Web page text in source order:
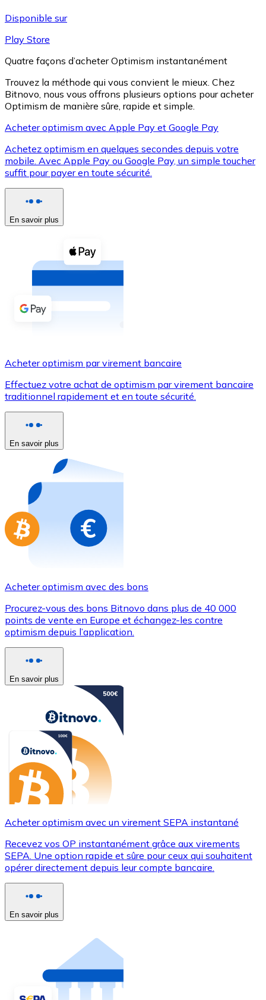
XRP
XRP
Voir toutes
Coupons crypto
Achetez des cryptomonnaies en espèces et d'autres
Acheter avec espèces
Virement SEPA
Utilisez les cartes Visa et Mastercard pour acheter
Acheter avec carte
Nouveau
Achetez des cartes-cadeaux de vos marques
Aller à la boutique de cartes-cadeaux
Disponible sur
Play Store
Quatre façons d’acheter Optimism instantanément
Trouvez la méthode qui vous convient le mieux. Chez
Bitnovo, nous vous offrons plusieurs options pour acheter
Optimism de manière sûre, rapide et simple.
Acheter optimism avec Apple Pay et Google Pay
Achetez optimism en quelques secondes depuis votre
mobile. Avec Apple Pay ou Google Pay, un simple toucher
suffit pour payer en toute sécurité.
En savoir plus
Acheter optimism par virement bancaire
Effectuez votre achat de optimism par virement bancaire
traditionnel rapidement et en toute sécurité.
En savoir plus
Acheter optimism avec des bons
Procurez-vous des bons Bitnovo dans plus de 40 000
points de vente en Europe et échangez-les contre
optimism depuis l’application.
En savoir plus
Acheter optimism avec un virement SEPA instantané
Recevez vos OP instantanément grâce aux virements
SEPA. Une option rapide et sûre pour ceux qui souhaitent
opérer directement depuis leur compte bancaire.
En savoir plus